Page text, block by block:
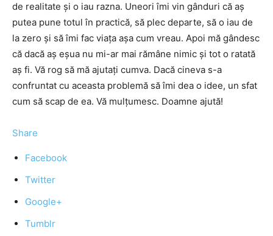
de realitate şi o iau razna. Uneori îmi vin gânduri că aş
putea pune totul în practică, să plec departe, să o iau de
la zero şi să îmi fac viaţa aşa cum vreau. Apoi mă gândesc
că dacă aş eşua nu mi-ar mai rămâne nimic şi tot o ratată
aş fi. Vă rog să mă ajutaţi cumva. Dacă cineva s-a
confruntat cu aceasta problemă să îmi dea o idee, un sfat
cum să scap de ea. Vă mulţumesc. Doamne ajută!
Share
Facebook
Twitter
Google+
Tumblr